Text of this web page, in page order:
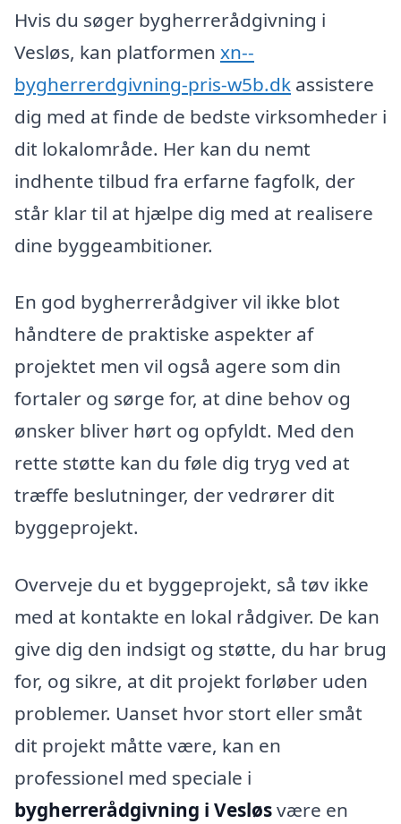
Hvis du søger bygherrerådgivning i
Vesløs, kan platformen xn--
bygherrerdgivning-pris-w5b.dk assistere
dig med at finde de bedste virksomheder i
dit lokalområde. Her kan du nemt
indhente tilbud fra erfarne fagfolk, der
står klar til at hjælpe dig med at realisere
dine byggeambitioner.
En god bygherrerådgiver vil ikke blot
håndtere de praktiske aspekter af
projektet men vil også agere som din
fortaler og sørge for, at dine behov og
ønsker bliver hørt og opfyldt. Med den
rette støtte kan du føle dig tryg ved at
træffe beslutninger, der vedrører dit
byggeprojekt.
Overveje du et byggeprojekt, så tøv ikke
med at kontakte en lokal rådgiver. De kan
give dig den indsigt og støtte, du har brug
for, og sikre, at dit projekt forløber uden
problemer. Uanset hvor stort eller småt
dit projekt måtte være, kan en
professionel med speciale i
bygherrerådgivning i Vesløsvære en